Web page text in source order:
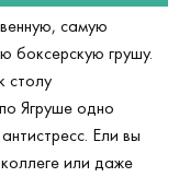
самую
боксерскую грушу.
столу
Ягруше одно
Ели вы
или даже